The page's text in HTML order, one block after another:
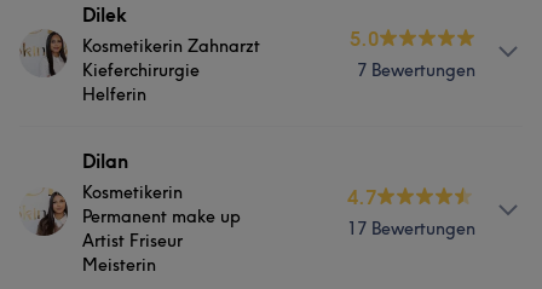
Dilek
Kosmetikerin Zahnarzt
Kieferchirurgie
Helferin
5.0
7 Bewertungen
Services
Körper Gesicht
Dilan
Kosmetikerin
Permanent make up
Artist Friseur
Meisterin
4.7
17 Bewertungen